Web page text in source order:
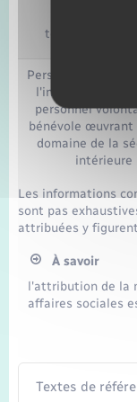
territoriale de
Personnel du
l'intérieur et tout
personnel
bénévole œuvrant
domaine de la
intérieure
Les informations
sont pas
attribuées y
À savoir
l'attribution de la
affaires sociales
Textes de